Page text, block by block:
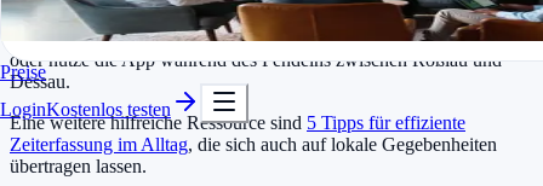
In Minuten startklar
Kostenlos testen
Preise
LoginKostenlos testen
Viele Nutzer kombinieren die Software mit bestehenden Routinen:
Trage Zeiten direkt nach einem Termin in der Bauhaus-Stadt ein
oder nutze die App während des Pendelns zwischen Roßlau und
Dessau.
Eine weitere hilfreiche Ressource sind 5 Tipps für effiziente
Zeiterfassung im Alltag, die sich auch auf lokale Gegebenheiten
übertragen lassen.